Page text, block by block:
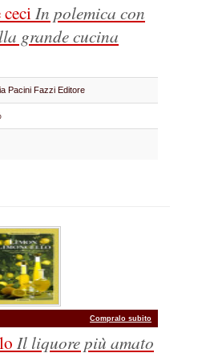
ceciIn polemica con
grande cucina
Pacini Fazzi Editore
Compralo subito
Il liquore più amato